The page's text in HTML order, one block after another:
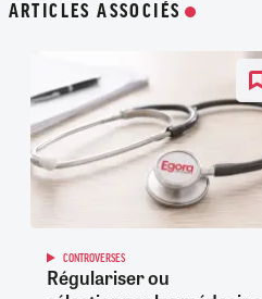
ARTICLES ASSOCIÉS
CONTROVERSES
Régulariser ou